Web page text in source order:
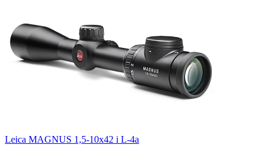
Leica MAGNUS 1,5-10x42 i L-4a